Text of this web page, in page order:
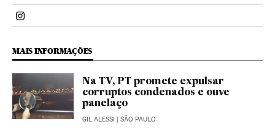
Politica El País Brasil en Instagram
MAIS INFORMAÇÕES
Na TV, PT promete expulsar
corruptos condenados e ouve
panelaço
GIL ALESSI | SÃO PAULO